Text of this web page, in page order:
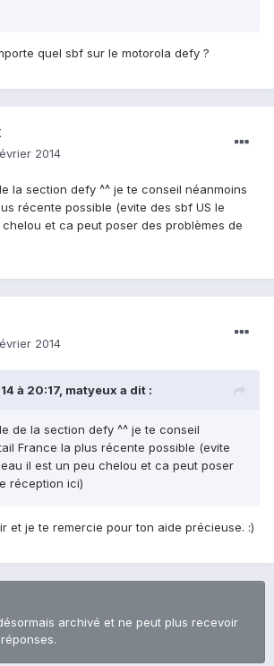
quel sbf sur le motorola defy ?
2014
la section defy ^^ je te conseil néanmoins
récente possible (evite des sbf US le
et ca peut poser des problèmes de
2014
à 20:17, matyeux a dit :
de la section defy ^^ je te conseil
France la plus récente possible (evite
il est un peu chelou et ca peut poser
réception ici)
et je te remercie pour ton aide précieuse. :)
archivé et ne peut plus recevoir